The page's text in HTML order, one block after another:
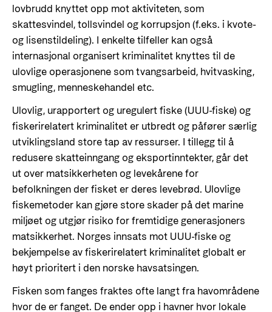
Styresett og økonomisk utvikling
For næringslivet
Statsgarantiordningen for investeringer i
fornybar energi
Norad - Partnerskap med privat sektor
Nyttige lenker
Viktige dokumenter og lenker
Partnerfordeling
Evalueringer (Norec)
Historie
Kontakt
Kontakt oss
Norads Varslingstjeneste
Presse og media
Logo
Postjournal
Personvern
lovbrudd knyttet opp mot aktiviteten, som
skattesvindel, tollsvindel og korrupsjon (f.eks. i kvote-
og lisenstildeling). I enkelte tilfeller kan også
internasjonal organisert kriminalitet knyttes til de
ulovlige operasjonene som tvangsarbeid, hvitvasking,
smugling, menneskehandel etc.
Ulovlig, urapportert og uregulert fiske (UUU-fiske) og
fiskerirelatert kriminalitet er utbredt og påfører særlig
utviklingsland store tap av ressurser. I tillegg til å
redusere skatteinngang og eksportinntekter, går det
ut over matsikkerheten og levekårene for
befolkningen der fisket er deres levebrød. Ulovlige
fiskemetoder kan gjøre store skader på det marine
miljøet og utgjør risiko for fremtidige generasjoners
matsikkerhet. Norges innsats mot UUU-fiske og
bekjempelse av fiskerirelatert kriminalitet globalt er
høyt prioritert i den norske havsatsingen.
Fisken som fanges fraktes ofte langt fra havområdene
hvor de er fanget. De ender opp i havner hvor lokale